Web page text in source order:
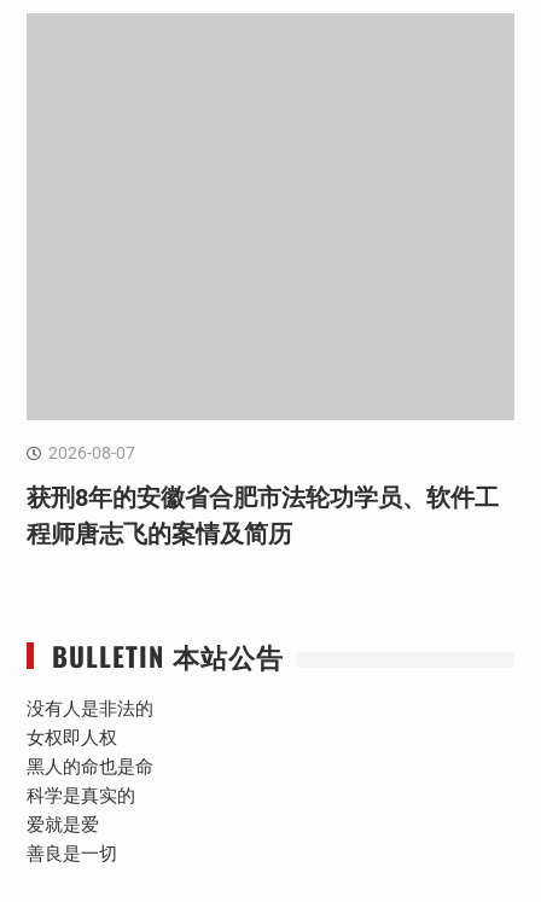
2026-08-07
获刑8年的安徽省合肥市法轮功学员、软件工
程师唐志飞的案情及简历
BULLETIN 本站公告
没有人是非法的
女权即人权
黑人的命也是命
科学是真实的
爱就是爱
善良是一切